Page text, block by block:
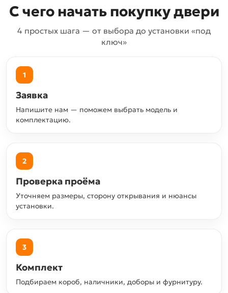
С чего начать покупку двери
4 простых шага — от выбора до установки «под
ключ»
1
Заявка
Напишите нам — поможем выбрать модель и
комплектацию.
2
Проверка проёма
Уточняем размеры, сторону открывания и нюансы
установки.
3
Комплект
Подбираем короб, наличники, доборы и фурнитуру.